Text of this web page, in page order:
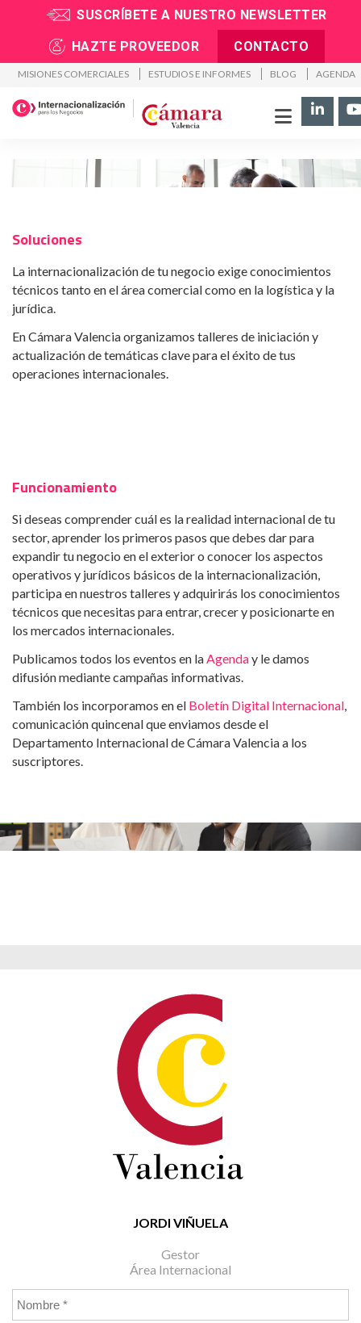
SUSCRÍBETE A NUESTRO NEWSLETTER
HAZTE PROVEEDOR CONTACTO
MISIONES COMERCIALES ESTUDIOS E INFORMES BLOG AGENDA
Soluciones>Promoción exterior>Talleres
Aprende con nosotros cómo abordar tus
operaciones en el exterior con éxito
Soluciones
La internacionalización de tu negocio exige conocimientos
técnicos tanto en el área comercial como en la logística y la
jurídica.
En Cámara Valencia organizamos talleres de iniciación y
actualización de temáticas clave para el éxito de tus
operaciones internacionales.
Funcionamiento
Si deseas comprender cuál es la realidad internacional de tu
sector, aprender los primeros pasos que debes dar para
expandir tu negocio en el exterior o conocer los aspectos
operativos y jurídicos básicos de la internacionalización,
participa en nuestros talleres y adquirirás los conocimientos
técnicos que necesitas para entrar, crecer y posicionarte en
los mercados internacionales.
Publicamos todos los eventos en laAgenday le damos
difusión mediante campañas informativas.
También los incorporamos en el Boletín Digital Internacional,
comunicación quincenal que enviamos desde el
Departamento Internacional de Cámara Valencia a los
suscriptores.
JORDI VIÑUELA
Gestor
Área Internacional